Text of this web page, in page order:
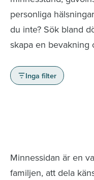
personliga
du inte? Sök bland
skapa en bevakning
Inga filter
Minnessidan är en
familjen, att dela